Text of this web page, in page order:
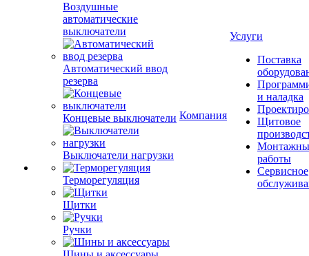
Воздушные
автоматические
выключатели
Автоматический ввод
резерва
Концевые выключатели
Выключатели нагрузки
Терморегуляция
Щитки
Ручки
Компания
Услуги
Поставка
и наладка
Щитовое
работы
Сервисное